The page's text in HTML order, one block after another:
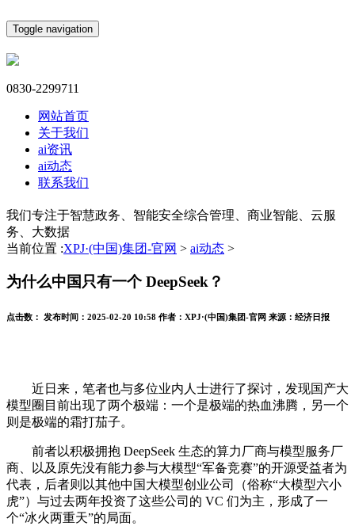
Toggle navigation
0830-2299711
网站首页
关于我们
ai资讯
ai动态
联系我们
我们专注于智慧政务、智能安全综合管理、商业智能、云服
务、大数据
当前位置 :XPJ·(中国)集团-官网 > ai动态 >
为什么中国只有一个 DeepSeek？
点击数： 发布时间： 2025-02-20 10:58 作者： XPJ·(中国)集团-官网 来源： 经济日报
近日来，笔者也与多位业内人士进行了探讨，发现国产大
模型圈目前出现了两个极端：一个是极端的热血沸腾，另一个
则是极端的霜打茄子。
前者以积极拥抱 DeepSeek 生态的算力厂商与模型服务厂
商、以及原先没有能力参与大模型“军备竞赛”的开源受益者为
代表，后者则以其他中国大模型创业公司（俗称“大模型六小
虎”）与过去两年投资了这些公司的 VC 们为主，形成了一
个“冰火两重天”的局面。